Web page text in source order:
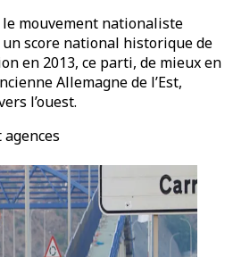
le mouvement nationaliste
un score national historique de
en 2013, ce parti, de mieux en
Allemagne de l’Est,
l’ouest.